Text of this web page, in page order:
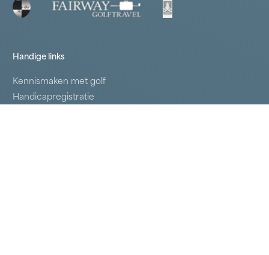
Handige links
Kennismaken met golf
Handicapregistratie